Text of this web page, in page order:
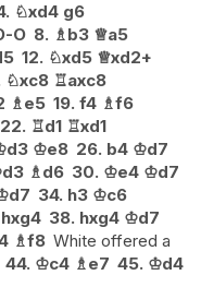
♘xd4 g6
O 8. ♗b3 ♕a5
12. ♘xd5 ♕xd2+
♘xc8 ♖axc8
♗e5 19. f4 ♗f6
22. ♖d1 ♖xd1
d3 ♔e8 26. b4 ♔d7
d3 ♗d6 30. ♔e4 ♔d7
d7 34. h3 ♔c6
hxg4 38. hxg4 ♔d7
♗f8 White offered a
44. ♔c4 ♗e7 45. ♔d4